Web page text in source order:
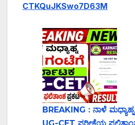
CTKQuJKSwo7D63M
BREAKING : ನಾಳೆ
UG-CET ಪರೀಕ್ಷೆಯ